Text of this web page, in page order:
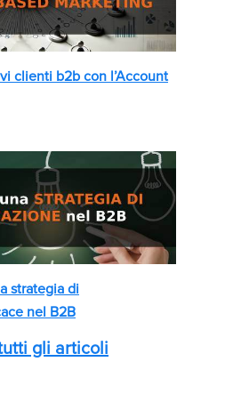
clienti b2b con l’Account
strategia di
nel B2B
gli articoli